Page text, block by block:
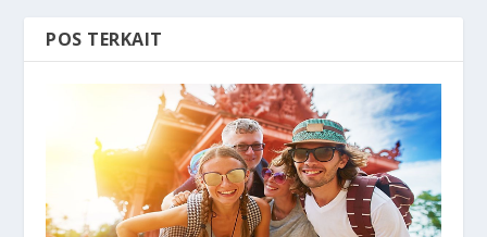
POS TERKAIT